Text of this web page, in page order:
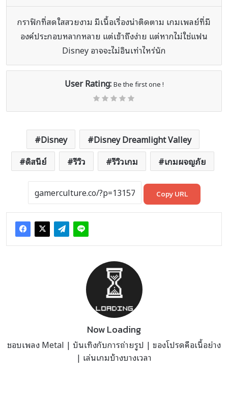
กราฟิกที่สดใสสวยงาม มีเนื้อเรื่องน่าติดตาม เกมเพลย์ที่มี
องค์ประกอบหลากหลาย แต่เข้าถึงง่าย แต่หากไม่ใช่แฟน
Disney อาจจะไม่อินเท่าไหร่นัก
User Rating: Be the first one !
Disney
Disney Dreamlight Valley
ดิสนีย์
รีวิว รีวิวเกม เกมผจญภัย
Copy URL
Now Loading
ชอบเพลง Metal | บันเทิงกับการถ่ายรูป | ของโปรดคือเนื้อย่าง
| เล่นเกมบ้างบางเวลา